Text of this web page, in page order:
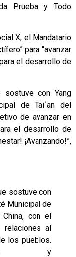
Prueba y Todo
X, el Mandatario
para “avanzar
el desarrollo de
sostuve con Yang
de Tai´an del
de avanzar en
el desarrollo de
¡Avanzando!”,
sostuve con
Municipal de
China, con el
relaciones al
los pueblos.
y